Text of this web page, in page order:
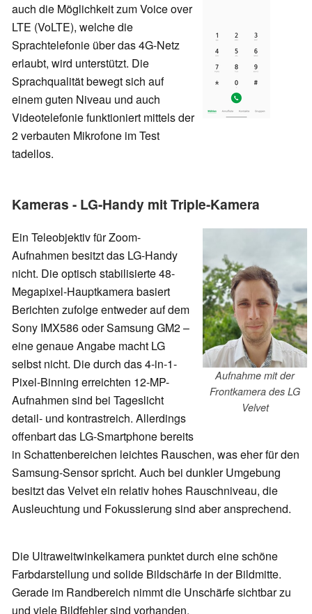
auch die Möglichkeit zum Voice over
LTE (VoLTE), welche die
Sprachtelefonie über das 4G-Netz
erlaubt, wird unterstützt. Die
Sprachqualität bewegt sich auf
einem guten Niveau und auch
Videotelefonie funktioniert mittels der
2 verbauten Mikrofone im Test
tadellos.
Kameras - LG-Handy mit Triple-Kamera
Aufnahme mit der
Frontkamera des LG
Velvet
Ein Teleobjektiv für Zoom-
Aufnahmen besitzt das LG-Handy
nicht. Die optisch stabilisierte 48-
Megapixel-Hauptkamera basiert
Berichten zufolge entweder auf dem
Sony IMX586 oder Samsung GM2 –
eine genaue Angabe macht LG
selbst nicht. Die durch das 4-in-1-
Pixel-Binning erreichten 12-MP-
Aufnahmen sind bei Tageslicht
detail- und kontrastreich. Allerdings
offenbart das LG-Smartphone bereits
in Schattenbereichen leichtes Rauschen, was eher für den
Samsung-Sensor spricht. Auch bei dunkler Umgebung
besitzt das Velvet ein relativ hohes Rauschniveau, die
Ausleuchtung und Fokussierung sind aber ansprechend.
Die Ultraweitwinkelkamera punktet durch eine schöne
Farbdarstellung und solide Bildschärfe in der Bildmitte.
Gerade im Randbereich nimmt die Unschärfe sichtbar zu
und viele Bildfehler sind vorhanden.